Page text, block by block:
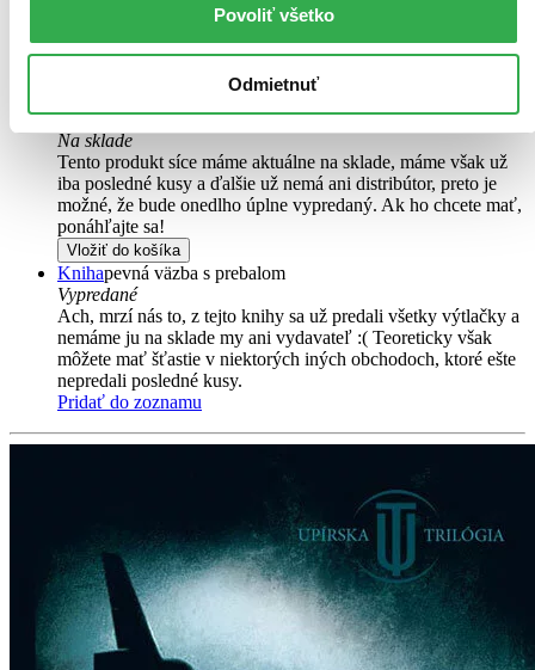
Povoliť všetko
Odmietnuť
Na tejto knihe už síce poznať, že ju niekto
to akokoľvek znižovalo zážitok z jej obsahu. Knihu sme
označili nálepkou, ktorá môže na niektorých obaloch
9,10 €
Na sklade
Tento produkt síce máme aktuálne na sklade, máme však už
iba posledné kusy a ďalšie už nemá ani distribútor, preto je
možné, že bude onedlho úplne vypredaný. Ak ho chcete mať,
ponáhľajte sa!
Vložiť do košíka
Knihapevná väzba s prebalom
Vypredané
Ach, mrzí nás to, z tejto knihy sa už predali všetky výtlačky a
nemáme ju na sklade my ani vydavateľ :( Teoreticky však
môžete mať šťastie v niektorých iných obchodoch, ktoré ešte
nepredali posledné kusy.
Pridať do zoznamu